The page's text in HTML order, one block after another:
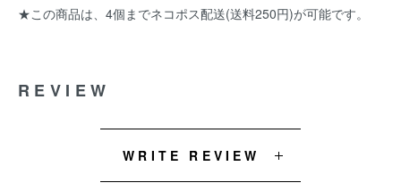
★この商品は、4個までネコポス配送(送料250円)が可能です。
REVIEW
WRITE REVIEW